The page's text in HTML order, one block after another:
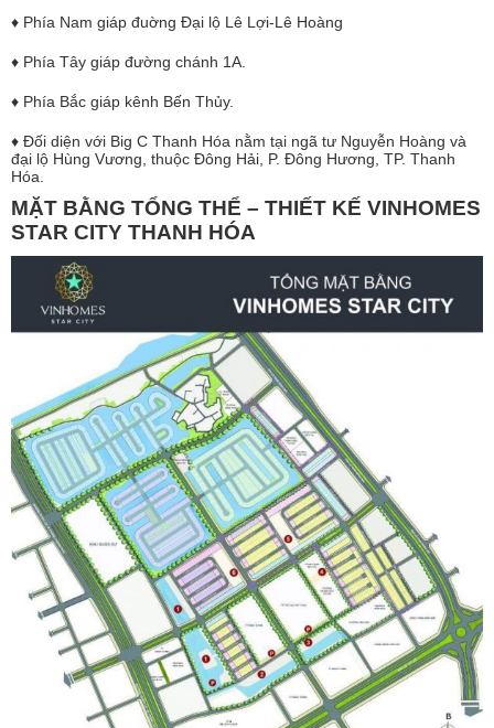
♦ Phía Nam giáp đuờng Đại lộ Lê Lợi-Lê Hoàng
♦ Phía Tây giáp đường chánh 1A.
♦ Phía Bắc giáp kênh Bến Thủy.
♦ Đối diện với Big C Thanh Hóa nằm tại ngã tư Nguyễn Hoàng và
đại lộ Hùng Vương, thuộc Đông Hải, P. Đông Hương, TP. Thanh
Hóa.
MẶT BẰNG TỔNG THỂ – THIẾT KẾ VINHOMES
STAR CITY THANH HÓA